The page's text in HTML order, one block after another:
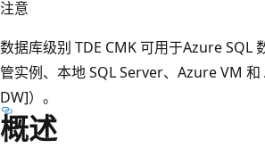
注意
数据库级别 TDE CMK 可用于Azure SQL
管实例、本地 SQL Server、Azure VM
DW]）。
概述